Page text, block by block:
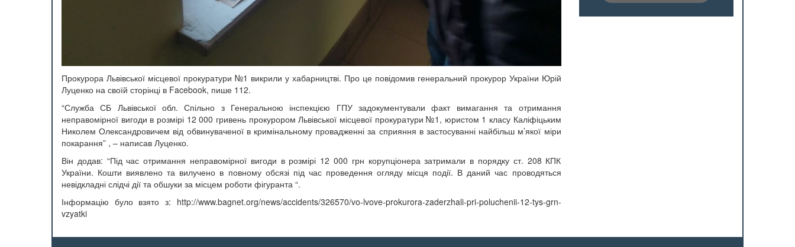
Прокурора Львівської місцевої прокуратури №1 викрили у хабарництві. Про це повідомив генеральний прокурор України Юрій
Луценко на своїй сторінці в Facebook, пише 112.
“Служба СБ Львівської обл. Спільно з Генеральною інспекцією ГПУ задокументували факт вимагання та отримання
неправомірної вигоди в розмірі 12 000 гривень прокурором Львівської місцевої прокуратури №1, юристом 1 класу Каліфіцьким
Николем Олександровичем від обвинуваченої в кримінальному провадженні за сприяння в застосуванні найбільш м’якої міри
покарання” , – написав Луценко.
Він додав: “Під час отримання неправомірної вигоди в розмірі 12 000 грн корупціонера затримали в порядку ст. 208 КПК
України. Кошти виявлено та вилучено в повному обсязі під час проведення огляду місця події. В даний час проводяться
невідкладні слідчі дії та обшуки за місцем роботи фігуранта “.
Інформацію було взято з: http://www.bagnet.org/news/accidents/326570/vo-lvove-prokurora-zaderzhali-pri-poluchenii-12-tys-grn-
vzyatki